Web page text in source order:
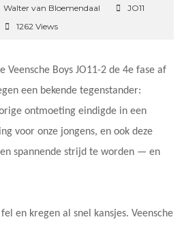
Walter van Bloemendaal
JO11
1262 Views
Boys JO11-2 de 4e fase af
een bekende tegenstander:
ontmoeting eindigde in een
voor onze jongens, en ook deze
spannende strijd te worden — en
en kregen al snel kansjes. Veensche